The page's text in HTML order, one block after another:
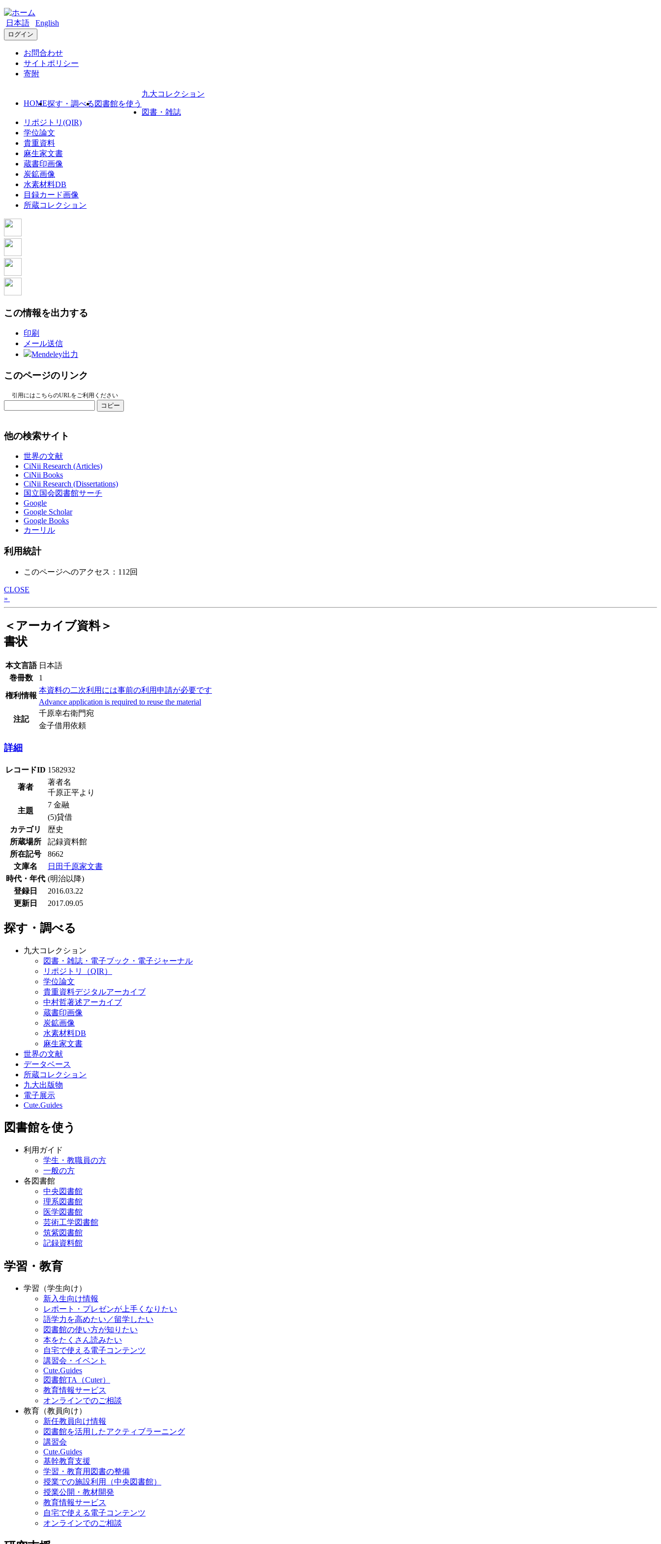
日本語 English
ログイン
お問合わせ
サイトポリシー
寄附
HOME探す・調べる 図書館を使う
九大コレクション
図書・雑誌
リポジトリ(QIR)
学位論文
貴重資料
麻生家文書
蔵書印画像
炭鉱画像
水素材料DB
目録カード画像
所蔵コレクション
この情報を出力する
印刷
メール送信
Mendeley出力
このページのリンク
引用にはこちらのURLをご利用ください
コピー
他の検索サイト
世界の文献
CiNii Research (Articles)
CiNii Books
CiNii Research (Dissertations)
国立国会図書館サーチ
Google
Google Scholar
Google Books
カーリル
利用統計
このページへのアクセス：112回
CLOSE
»
＜アーカイブ資料＞
書状
本文言語 日本語
巻冊数
1
権利情報
本資料の二次利用には事前の利用申請が必要です
Advance application is required to reuse the material
注記
千原幸右衛門宛
金子借用依頼
詳細
レコードID 1582932
著者
著者名
千原正平より
主題
7 金融
(5)貸借
カテゴリ
歴史
所蔵場所
記録資料館
所在記号
8662
文庫名
日田千原家文書
時代・年代 (明治以降)
登録日
2016.03.22
更新日
2017.09.05
探す・調べる
九大コレクション
図書・雑誌・電子ブック・電子ジャーナル
リポジトリ（QIR）
学位論文
貴重資料デジタルアーカイブ
中村哲著述アーカイブ
蔵書印画像
炭鉱画像
水素材料DB
麻生家文書
世界の文献
データベース
所蔵コレクション
九大出版物
電子展示
Cute.Guides
図書館を使う
利用ガイド
学生・教職員の方
一般の方
各図書館
中央図書館
理系図書館
医学図書館
芸術工学図書館
筑紫図書館
記録資料館
学習・教育
学習（学生向け）
新入生向け情報
レポート・プレゼンが上手くなりたい
語学力を高めたい／留学したい
図書館の使い方が知りたい
本をたくさん読みたい
自宅で使える電子コンテンツ
講習会・イベント
Cute.Guides
図書館TA（Cuter）
教育情報サービス
オンラインでのご相談
教育（教員向け）
新任教員向け情報
図書館を活用したアクティブラーニング
講習会
Cute.Guides
基幹教育支援
学習・教育用図書の整備
授業での施設利用（中央図書館）
授業公開・教材開発
教育情報サービス
自宅で使える電子コンテンツ
オンラインでのご相談